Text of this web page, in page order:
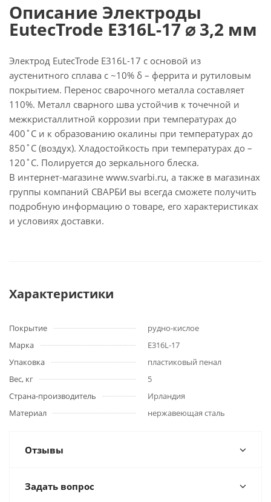
Описание Электроды
EutecTrode E316L-17 ⌀ 3,2 мм
Электрод EutecTrode E316L-17 с основой из
аустенитного сплава с ~10% δ – феррита и рутиловым
покрытием. Перенос сварочного металла составляет
110%. Металл сварного шва устойчив к точечной и
межкристаллитной коррозии при температурах до
400˚С и к образованию окалины при температурах до
850˚С (воздух). Хладостойкость при температурах до –
120˚С. Полируется до зеркального блеска.
В интернет-магазине www.svarbi.ru, а также в магазинах
группы компаний СВАРБИ вы всегда сможете получить
подробную информацию о товаре, его характеристиках
и условиях доставки.
Характеристики
Покрытие
рудно-кислое
Марка
E316L-17
Упаковка
пластиковый пенал
Вес, кг
5
Страна-производитель
Ирландия
Материал
нержавеющая сталь
Отзывы
Задать вопрос